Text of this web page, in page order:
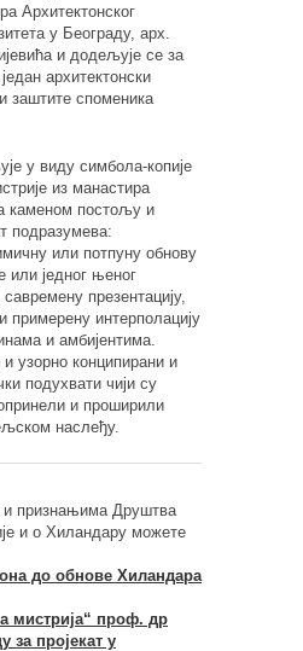
Архитектонског
у Београду, арх.
и додељује се за
архитектонски
заштите споменика
у виду симбола-копије
из манастира
каменом постољу и
подразумева:
или потпуну обнову
или једног њеног
презентацију,
примерену интерполацију
и амбијентима.
узорно конципирани и
подухвати чији су
и проширили
наслеђу.
признањима Друштва
и о Хиландару можете
до обнове Хиландара
мистрија“ проф. др
за пројекат у